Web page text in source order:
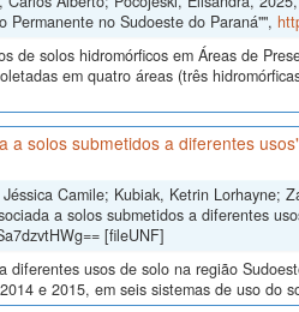
Permanente no Sudoeste do Paraná"",
de solos hidromórficos em Áreas de
em quatro áreas (três
a solos submetidos a diferentes
Camile; Kubiak, Ketrin Lorhayne;
a solos submetidos a diferentes
[fileUNF]
diferentes usos de solo na região
e 2015, em seis sistemas de uso do